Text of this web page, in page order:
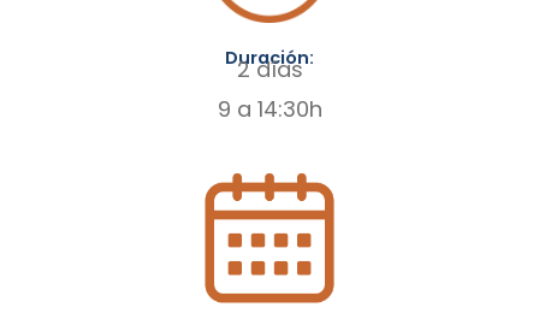
Duración:
2 días
9 a 14:30h